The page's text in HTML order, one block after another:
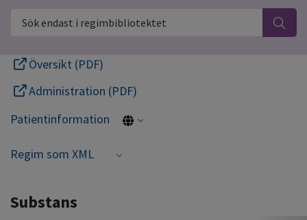
Sök endast i regimbibliotektet
Översikt (PDF)
Administration (PDF)
Patientinformation
Regim som XML
Substans